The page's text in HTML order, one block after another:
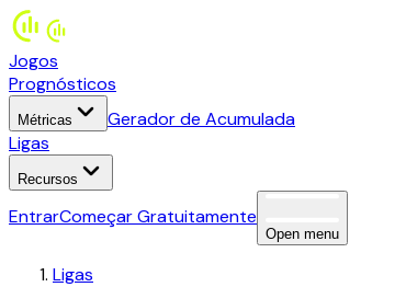
Jogos
Prognósticos
Métricas
Gerador de Acumulada
Ligas
Recursos
EntrarComeçar Gratuitamente
Open menu
Ligas